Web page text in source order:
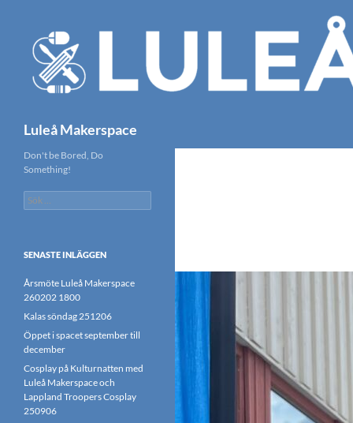
innehåll
Luleå Makerspace
Don't be Bored, Do
Something!
Sök
efter:
SENASTE INLÄGGEN
Årsmöte Luleå Makerspace
260202 1800
Kalas söndag 251206
Öppet i spacet september till
december
Cosplay på Kulturnatten med
Luleå Makerspace och
Lappland Troopers Cosplay
250906